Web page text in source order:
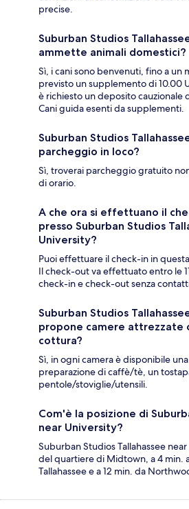
precise.
Suburban Studios
ammette animali domestici?
Sì, i cani sono benvenuti, fino a un
previsto un supplemento di 10.00
è richiesto un deposito cauzionale
Cani guida esenti da supplementi.
Suburban Studios
parcheggio in loco?
Sì, troverai parcheggio gratuito
di orario.
A che ora si effettuano il
presso Suburban Studios
University?
Puoi effettuare il check-in in
Il check-out va effettuato entro le
check-in e check-out senza
Suburban Studios
propone camere attrezzate
cottura?
Sì, in ogni camera è disponibile
preparazione di caffè/tè, un
pentole/stoviglie/utensili.
Com'è la posizione di
near University?
Suburban Studios Tallahassee
del quartiere di Midtown, a 4 min.
Tallahassee e a 12 min. da